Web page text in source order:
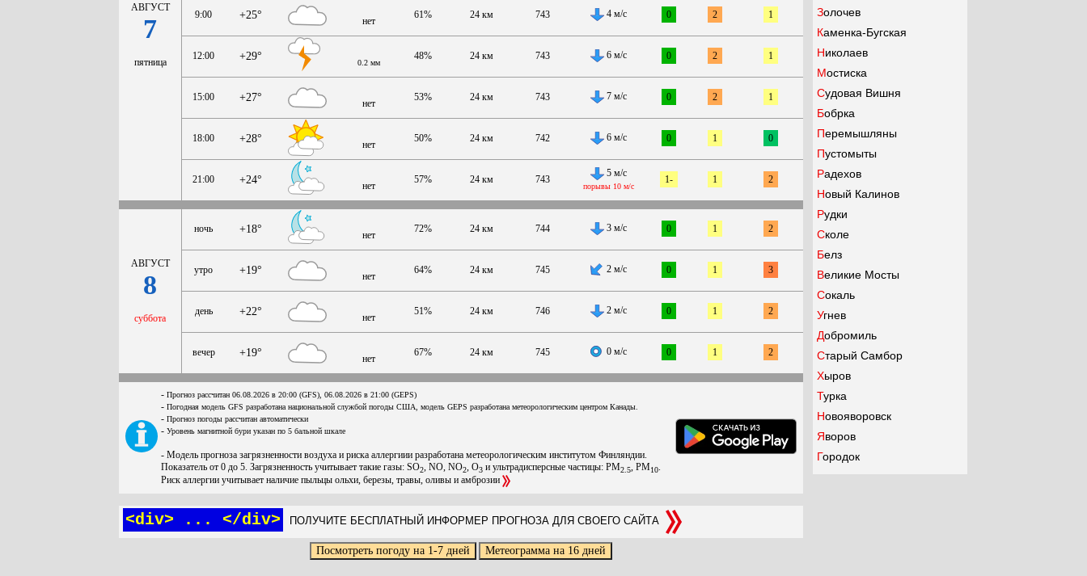
АВГУСТ
7
пятница
9:00 +25° нет
61% 24 км 743 4 м/с 0 2 1
12:00 +29°
0.2 мм
48% 24 км 743 6 м/с 0 2 1
15:00 +27° нет
53% 24 км 743 7 м/с 0 2 1
18:00 +28° нет
50% 24 км 742 6 м/с 0 1 0
21:00 +24° нет
57% 24 км 743
5 м/с
порывы 10 м/с
1- 1 2
АВГУСТ
8
суббота
ночь +18° нет
72% 24 км 744 3 м/с 0 1 2
утро +19° нет
64% 24 км 745 2 м/с 0 1 3
день +22° нет
51% 24 км 746 2 м/с 0 1 2
вечер +19° нет
67% 24 км 745 0 м/с 0 1 2
- Прогноз рассчитан 06.08.2026 в 20:00 (GFS), 06.08.2026 в 21:00 (GEPS)
- Погодная модель GFS разработана национальной службой погоды США, модель GEPS разработана метеорологическим центром Канады.
- Прогноз погоды рассчитан автоматически
- Уровень магнитной бури указан по 5 бальной шкале
- Модель прогноза загрязненности воздуха и риска аллергиии разработана метеорологическим институтом Финляндии.
Показатель от 0 до 5. Загрязненность учитывает такие газы: SO2 , NO, NO2 , O3 и ультрадисперсные частицы: PM2.5 , PM10
Риск аллергии учитывает наличие пыльцы ольхи, березы, травы, оливы и амброзии
<div> ... </div> ПОЛУЧИТЕ БЕСПЛАТНЫЙ ИНФОРМЕР ПРОГНОЗА ДЛЯ СВОЕГО САЙТА
Золочев
Каменка-Бугская
Николаев
Мостиска
Судовая Вишня
Бобрка
Перемышляны
Пустомыты
Радехов
Новый Калинов
Рудки
Сколе
Белз
Великие Мосты
Сокаль
Угнев
Добромиль
Старый Самбор
Хыров
Турка
Новояворовск
Яворов
Городок